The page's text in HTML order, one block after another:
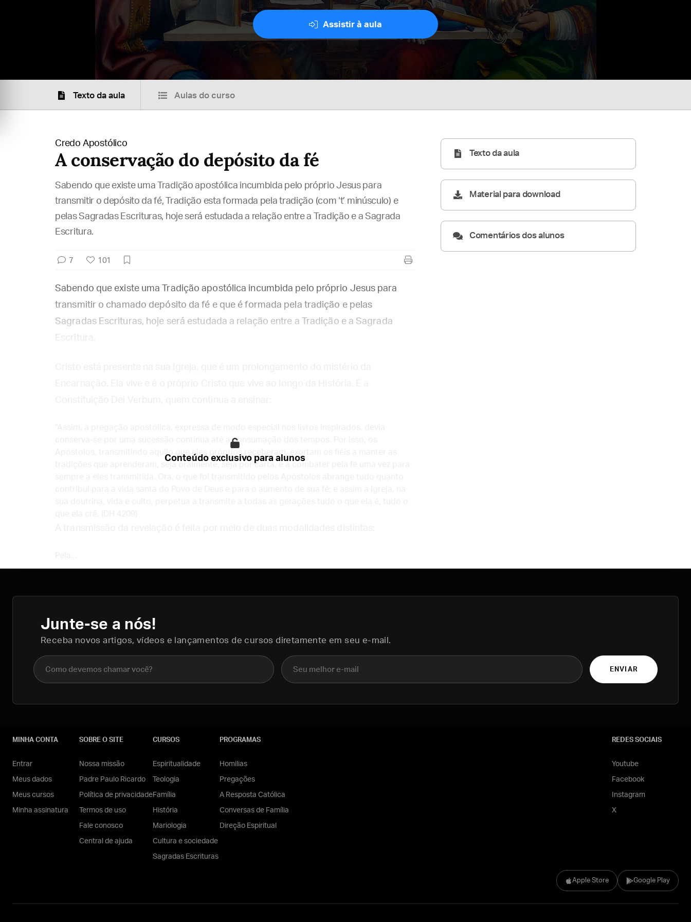
Assistir à aula
Texto da aula Aulas do curso
Credo Apostólico
A conservação do depósito da fé
Sabendo que existe uma Tradição apostólica incumbida pelo próprio Jesus para
transmitir o depósito da fé, Tradição esta formada pela tradição (com ‘t’ minúsculo) e
pelas Sagradas Escrituras, hoje será estudada a relação entre a Tradição e a Sagrada
Escritura.
7 101
Sabendo que existe uma Tradição apostólica incumbida pelo próprio Jesus para
transmitir o chamado depósito da fé e que é formada pela tradição e pelas
Sagradas Escrituras, hoje será estudada a relação entre a Tradição e a Sagrada
Escritura.
conserva-se por uma sucessão contínua até a consumação dos tempos. Por isso, os
Apóstolos, transmitindo aquilo que eles próprios receberam, exortam os fiéis a manter as
tradições que aprenderam, seja oralmente, seja por carta, e a combater pela fé uma vez para
Conteúdo exclusivo para alunos
Texto da aula
Material para download
Comentários dos alunos
Junte-se a nós!
Receba novos artigos, vídeos e lançamentos de cursos diretamente em seu e-mail.
Nome completo E-mail
ENVIAR
Apple Store Google Play
MINHA CONTA
Entrar
Meus dados
Meus cursos
Minha assinatura
SOBRE O SITE
Nossa missão
Padre Paulo Ricardo
Política de privacidade
Termos de uso
Fale conosco
Central de ajuda
CURSOS
Espiritualidade
Teologia
Família
História
Mariologia
Cultura e sociedade
Sagradas Escrituras
PROGRAMAS
Homilias
Pregações
A Resposta Católica
Conversas de Família
Direção Espiritual
REDES SOCIAIS
Youtube
Facebook
Instagram
X